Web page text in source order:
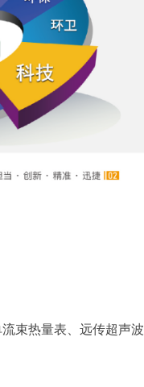
束热量表、远传超声波